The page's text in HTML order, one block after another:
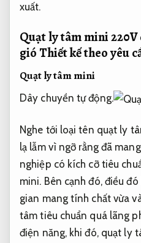
xuất.
Quạt ly tâm mini
gió Thiết kế theo yêu
Quạt ly tâm mini
Dây chuyền tự động.
Nghe tới loại tên quạt ly
lạ lẫm vì ngỡ rằng đã
nghiệp có kích cỡ tiêu
mini. Bên cạnh đó, điều
gian mang tính chất vừa
tâm tiêu chuẩn quá lãng
điện năng, khi đó, quạt ly